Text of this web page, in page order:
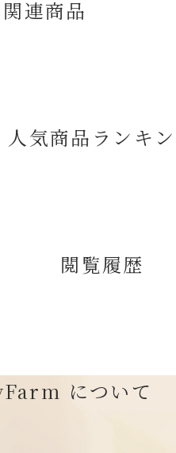
関連商品
人気商品ランキ
閲覧履歴
について